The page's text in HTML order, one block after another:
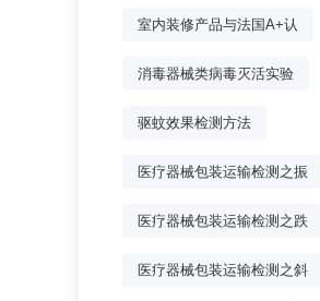
室内装修产品与法国A+认
消毒器械类病毒灭活实验
驱蚊效果检测方法
医疗器械包装运输检测之振
医疗器械包装运输检测之跌
医疗器械包装运输检测之斜